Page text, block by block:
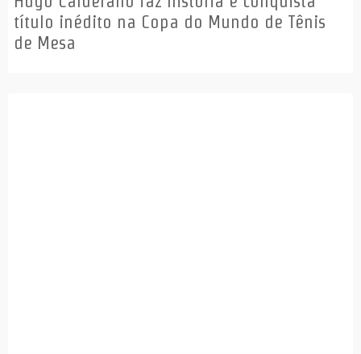
título inédito na Copa do Mundo de Tênis
de Mesa